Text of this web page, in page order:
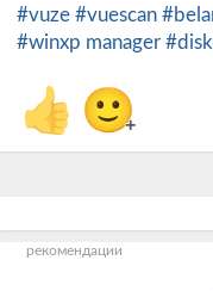
#vuze #vuescan
#winxp manager
👍 🙂+
рекомендации